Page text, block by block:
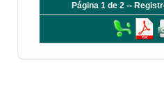
Página 1 de 2 --